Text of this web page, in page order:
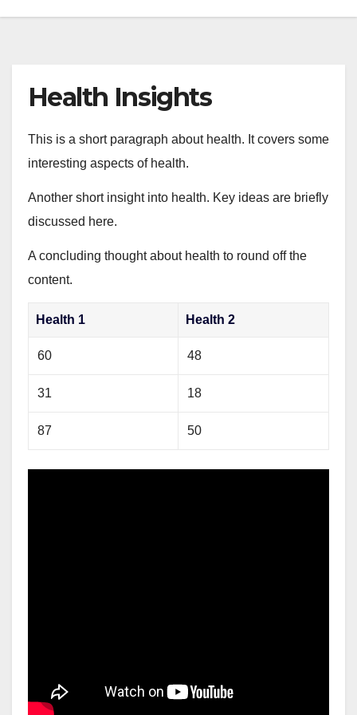
Health Insights
This is a short paragraph about health. It covers some
interesting aspects of health.
Another short insight into health. Key ideas are briefly
discussed here.
A concluding thought about health to round off the
content.
Health 1 Health 2
60 48
31 18
87 50